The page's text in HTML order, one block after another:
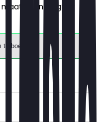
M en krijgt er
te boeken